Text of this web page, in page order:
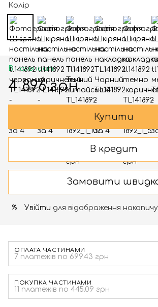
Колір
В наявності
4 896 грн
Купити
В кредит
Замовити
% Увійти для відображення
ОПЛАТА ЧАСТИНАМИ
7 платежів по 699.43 грн
ПОКУПКА ЧАСТИНАМИ
11 платежів по 445.09 грн